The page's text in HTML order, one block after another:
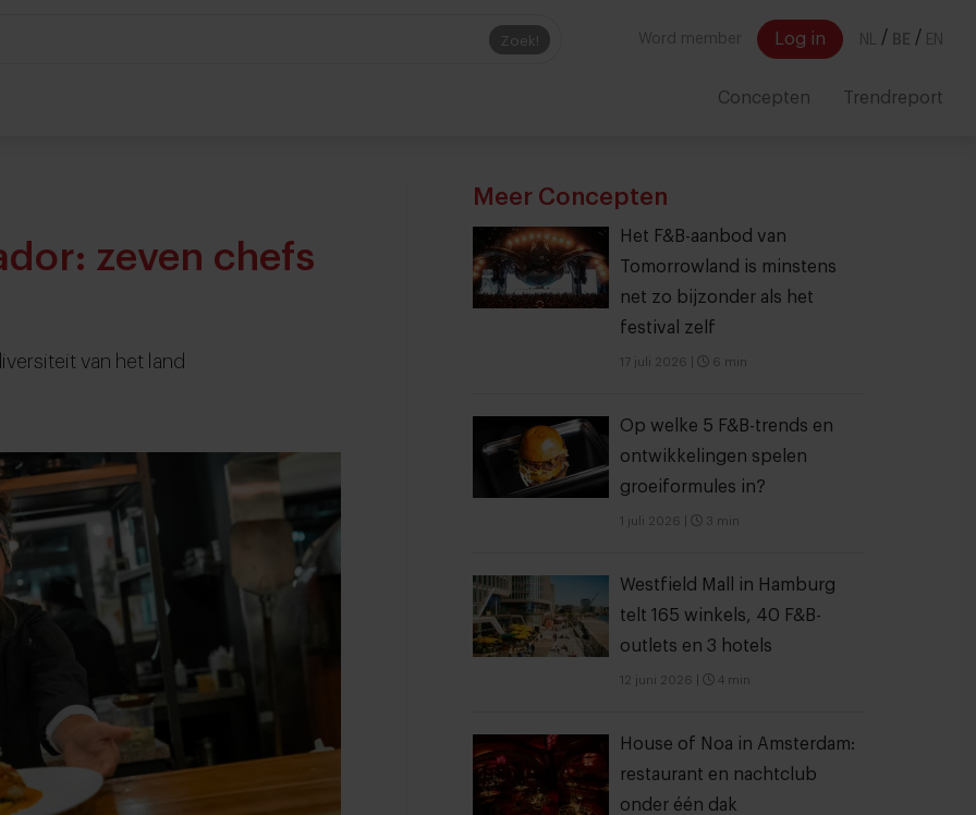
Zoek! Word member Log in NL / BE / EN
Concepten Trendreport
zeven chefs
van het land
Meer Concepten
Het F&B-aanbod van
Tomorrowland is minstens
net zo bijzonder als het
festival zelf
17 juli 2026 6 min
Op welke 5 F&B-trends en
ontwikkelingen spelen
groeiformules in?
1 juli 2026 3 min
Westfield Mall in Hamburg
telt 165 winkels, 40 F&B-
outlets en 3 hotels
12 juni 2026 4 min
House of Noa in Amsterdam:
restaurant en nachtclub
onder één dak